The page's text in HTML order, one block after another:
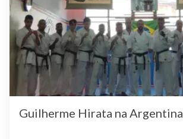
Guilherme Hirata na Argentina